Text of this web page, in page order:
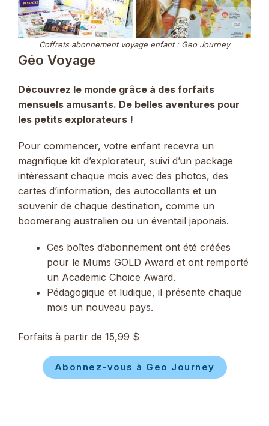
Coffrets abonnement voyage enfant : Geo Journey
Géo Voyage
Découvrez le monde grâce à des forfaits
mensuels amusants. De belles aventures pour
les petits explorateurs !
Pour commencer, votre enfant recevra un
magnifique kit d’explorateur, suivi d’un package
intéressant chaque mois avec des photos, des
cartes d’information, des autocollants et un
souvenir de chaque destination, comme un
boomerang australien ou un éventail japonais.
Ces boîtes d’abonnement ont été créées
pour le Mums GOLD Award et ont remporté
un Academic Choice Award.
Pédagogique et ludique, il présente chaque
mois un nouveau pays.
Forfaits à partir de 15,99 $
Abonnez-vous à Geo Journey